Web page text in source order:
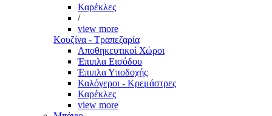
Καρέκλες
/
view more
Κουζίνα - Τραπεζαρία
Αποθηκευτικοί Χώροι
Έπιπλα Εισόδου
Έπιπλα Υποδοχής
Καλόγεροι - Κρεμάστρες
Καρέκλες
view more